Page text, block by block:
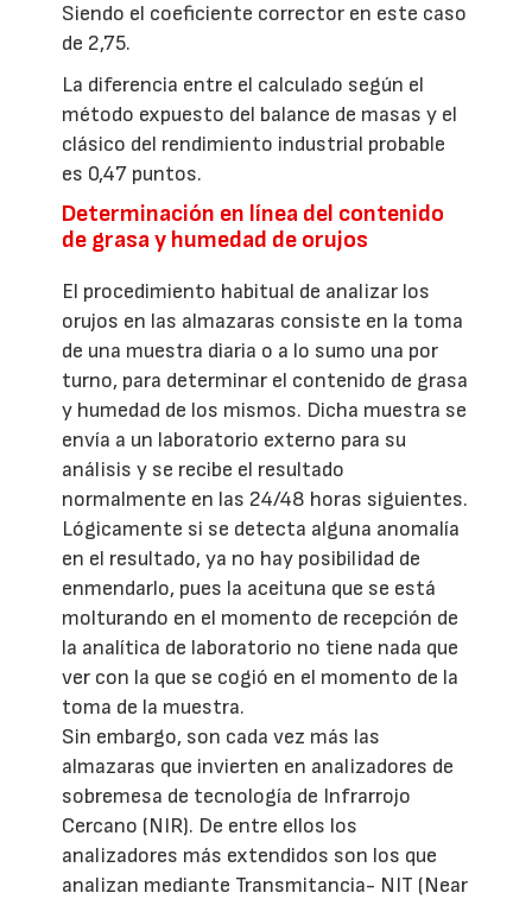
Siendo el coeficiente corrector en este caso
de 2,75.
La diferencia entre el calculado según el
método expuesto del balance de masas y el
clásico del rendimiento industrial probable
es 0,47 puntos.
Determinación en línea del contenido
de grasa y humedad de orujos
El procedimiento habitual de analizar los
orujos en las almazaras consiste en la toma
de una muestra diaria o a lo sumo una por
turno, para determinar el contenido de grasa
y humedad de los mismos. Dicha muestra se
envía a un laboratorio externo para su
análisis y se recibe el resultado
normalmente en las 24/48 horas siguientes.
Lógicamente si se detecta alguna anomalía
en el resultado, ya no hay posibilidad de
enmendarlo, pues la aceituna que se está
molturando en el momento de recepción de
la analítica de laboratorio no tiene nada que
ver con la que se cogió en el momento de la
toma de la muestra.
Sin embargo, son cada vez más las
almazaras que invierten en analizadores de
sobremesa de tecnología de Infrarrojo
Cercano (NIR). De entre ellos los
analizadores más extendidos son los que
analizan mediante Transmitancia- NIT (Near